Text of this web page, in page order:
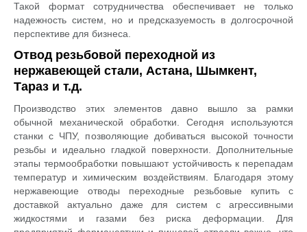
Такой формат сотрудничества обеспечивает не только
надежность систем, но и предсказуемость в долгосрочной
перспективе для бизнеса.
Отвод резьбовой переходной из
нержавеющей стали, Астана, Шымкент,
Тараз и т.д.
Производство этих элементов давно вышло за рамки
обычной механической обработки. Сегодня используются
станки с ЧПУ, позволяющие добиваться высокой точности
резьбы и идеально гладкой поверхности. Дополнительные
этапы термообработки повышают устойчивость к перепадам
температур и химическим воздействиям. Благодаря этому
нержавеющие отводы переходные резьбовые купить с
доставкой актуально даже для систем с агрессивными
жидкостями и газами без риска деформации. Для